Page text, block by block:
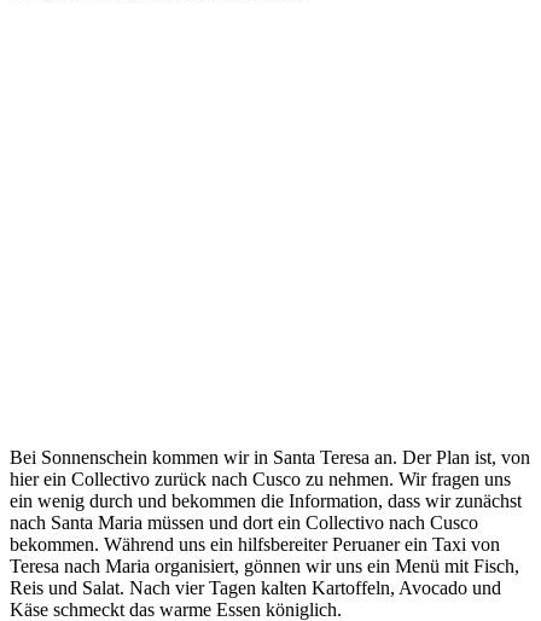
Bei Sonnenschein kommen wir in Santa Teresa an. Der Plan ist, von
hier ein Collectivo zurück nach Cusco zu nehmen. Wir fragen uns
ein wenig durch und bekommen die Information, dass wir zunächst
nach Santa Maria müssen und dort ein Collectivo nach Cusco
bekommen. Während uns ein hilfsbereiter Peruaner ein Taxi von
Teresa nach Maria organisiert, gönnen wir uns ein Menü mit Fisch,
Reis und Salat. Nach vier Tagen kalten Kartoffeln, Avocado und
Käse schmeckt das warme Essen königlich.